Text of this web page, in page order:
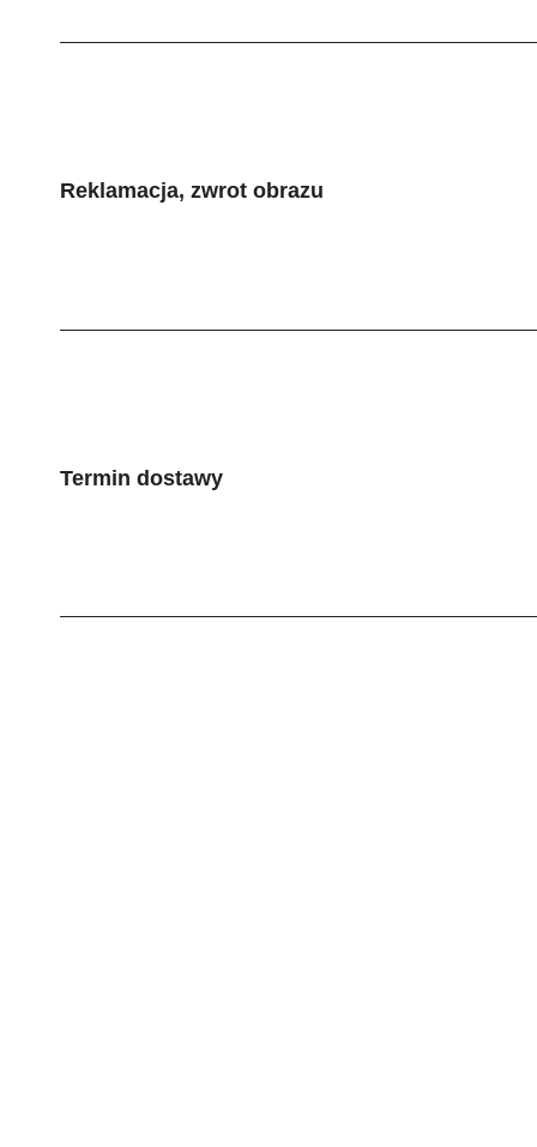
Reklamacja, zwrot obrazu
Termin dostawy